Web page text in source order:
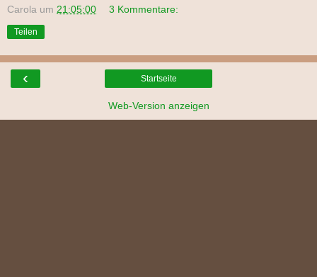
Carola um 21:05:00 3 Kommentare:
Teilen
‹ Startseite
Web-Version anzeigen